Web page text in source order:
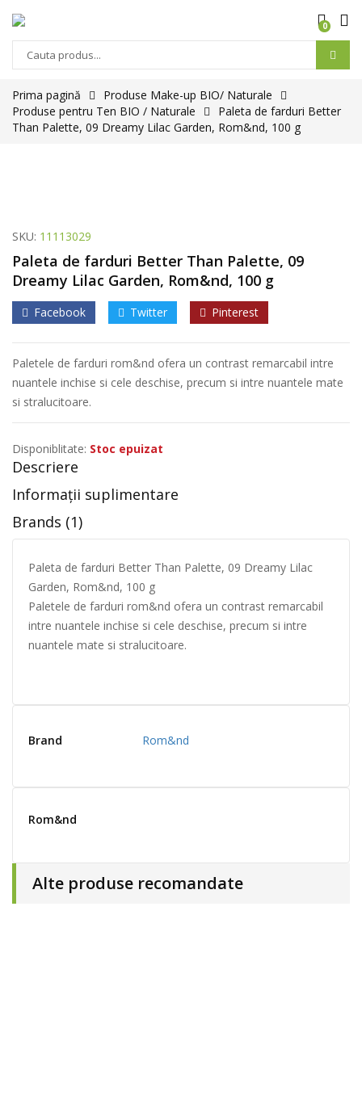
0
Prima pagină
Produse Make-up BIO/ Naturale
Produse pentru Ten BIO / Naturale
Paleta de farduri Better
Than Palette, 09 Dreamy Lilac Garden, Rom&nd, 100 g
SKU: 11113029
Paleta de farduri Better Than Palette, 09
Dreamy Lilac Garden, Rom&nd, 100 g
Facebook Twitter Pinterest
Paletele de farduri rom&nd ofera un contrast remarcabil intre
nuantele inchise si cele deschise, precum si intre nuantele mate
si stralucitoare.
Disponiblitate: Stoc epuizat
Descriere
Informații suplimentare
Brands (1)
Paleta de farduri Better Than Palette, 09 Dreamy Lilac
Garden, Rom&nd, 100 g
Paletele de farduri rom&nd ofera un contrast remarcabil
intre nuantele inchise si cele deschise, precum si intre
nuantele mate si stralucitoare.
Brand Rom&nd
Rom&nd
Alte produse recomandate